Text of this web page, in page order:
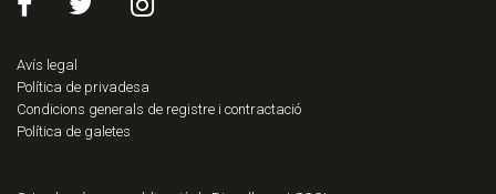
Avís legal
Política de privadesa
Condicions generals de registre i contractació
Política de galetes